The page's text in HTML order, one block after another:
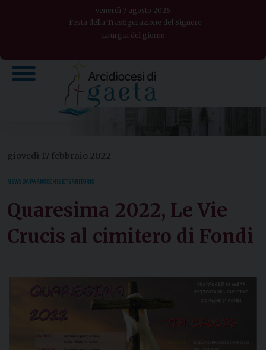
venerdì 7 agosto 2026
Festa della Trasfigurazione del Signore
Liturgia del giorno
giovedì 17 febbraio 2022
NEWS DA PARROCCHIE E TERRITORIO
Quaresima 2022, Le Vie
Crucis al cimitero di Fondi